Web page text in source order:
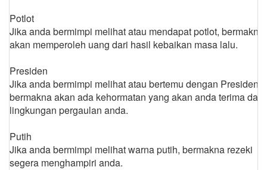
Potlot
Jika anda bermimpi melihat atau mendapat potlot, bermakna
akan memperoleh uang dari hasil kebaikan masa lalu.
Presiden
Jika anda bermimpi melihat atau bertemu dengan Presiden,
bermakna akan ada kehormatan yang akan anda terima dari
lingkungan pergaulan anda.
Putih
Jika anda bermimpi melihat warna putih, bermakna rezeki
segera menghampiri anda.